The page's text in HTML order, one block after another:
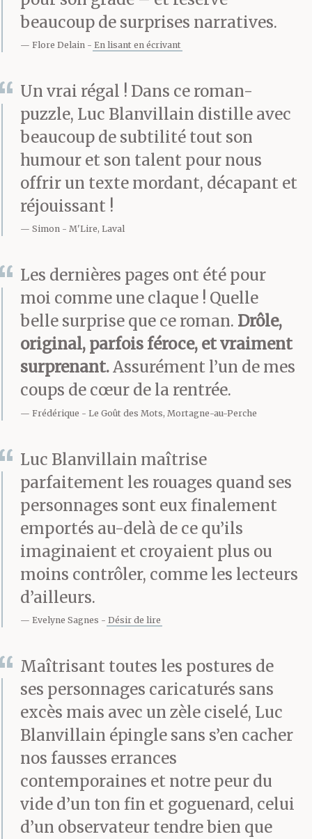
beaucoup de surprises narratives.
Flore Delain En lisant en écrivant
Un vrai régal ! Dans ce roman-
puzzle, Luc Blanvillain distille avec
beaucoup de subtilité tout son
humour et son talent pour nous
offrir un texte mordant, décapant et
réjouissant !
Simon M'Lire, Laval
Les dernières pages ont été pour
moi comme une claque ! Quelle
belle surprise que ce roman. Drôle,
original, parfois féroce, et vraiment
surprenant.Assurément l’un de mes
coups de cœur de la rentrée.
Frédérique Le Goût des Mots, Mortagne-au-Perche
Luc Blanvillain maîtrise
parfaitement les rouages quand ses
personnages sont eux finalement
emportés au-delà de ce qu’ils
imaginaient et croyaient plus ou
moins contrôler, comme les lecteurs
d’ailleurs.
Evelyne Sagnes Désir de lire
Maîtrisant toutes les postures de
ses personnages caricaturés sans
excès mais avec un zèle ciselé, Luc
Blanvillain épingle sans s’en cacher
nos fausses errances
contemporaines et notre peur du
vide d’un ton fin et goguenard, celui
d’un observateur tendre bien que